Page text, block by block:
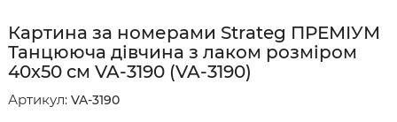
Картина за номерами Strateg ПРЕМІУМ
Танцююча дівчина з лаком розміром
40х50 см VA-3190 (VA-3190)
Артикул: VA-3190